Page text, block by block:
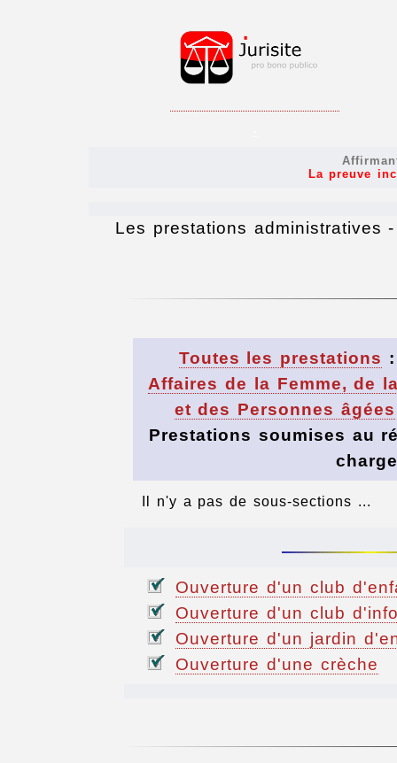
La preuve
Les prestations administratives
Toutes les prestations
Affaires de la Femme, de
et des Personnes âgées
Prestations soumises au
Il n'y a pas de sous-sections ...
Ouverture d'un club
Ouverture d'un club
Ouverture d'un jardin
Ouverture d'une crèche